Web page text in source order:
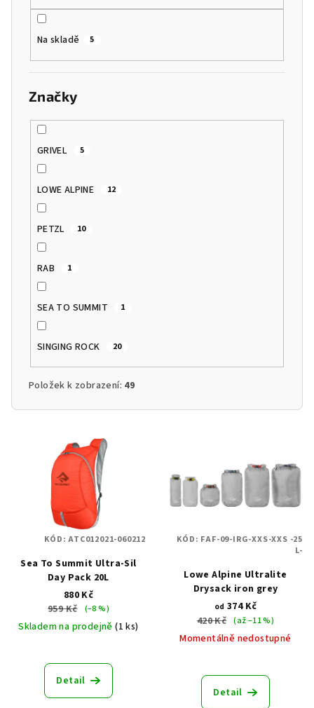
Na skladě 5
Značky
GRIVEL 5
LOWE ALPINE 12
PETZL 10
RAB 1
SEA TO SUMMIT 1
SINGING ROCK 20
Položek k zobrazení: 49
Sea To Summit Ultra-Sil
Day Pack 20L
880 Kč
959 Kč
(–8 %)
Skladem na prodejně(1 ks)
Detail
KÓD:ATC012021-060212
Lowe Alpine Ultralite
Drysack iron grey
od 374 Kč
420 Kč (až –11 %)
Momentálně nedostupné
Detail
KÓD: FAF-09-IRG-XXS-XXS -25
L-